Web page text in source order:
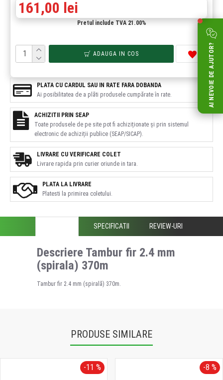
161,00 lei
Pretul include TVA 21.00%
ADAUGA IN COS
PLATA LA LIVRARE
Platesti la primirea coletului.
LIVRARE CU VERIFICARE COLET
Livrare rapida prin curier oriunde in tara.
PLATA CU CARDUL SAU IN RATE FARA DOBANDA
Ai posibilitatea de a plăti produsele cumpărate în rate.
ACHIZITII PRIN SEAP
Toate produsele de pe site pot fi achiziționate și prin sistemul
electronic de achiziții publice (SEAP/SICAP).
SPECIFICATII REVIEW-URI
Descriere Tambur fir 2.4 mm
(spirala) 370m
Tambur fir 2.4 mm (spirală) 370m.
PRODUSE SIMILARE
-11 % -8 %
AI NEVOIE DE AJUTOR?